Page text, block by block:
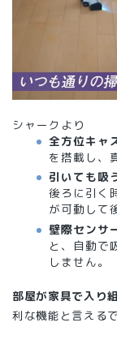
シャークより
全方位キャ
を搭載し、
引いても吸
後ろに引く
が可動して
壁際センサ
と、自動で
しません。
部屋が家具で入り
利な機能と言える